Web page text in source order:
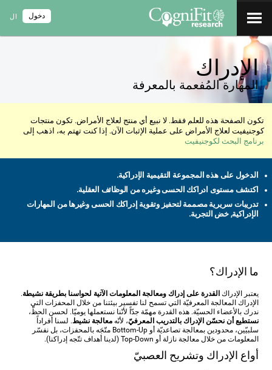
ال دخول
الإدراك
المهارة المُفعمة بالمعرفة
تكون الصفحة هذه للعلم فقط. لا نبيع أي منتج لعلاج الأمراض. تكون منتجات
كوجنيفيت لعلاج الأمراض على عملية الإثبات الآن. إذا كنت تهتم به، اذهب إلى
برنامج البحث لكوجنيفيت
الدخول على هذه المجموعة التقيمية الإدراكية.
اكتشف مستوى ادراكك الحسى وغيره من الوظائف العقلية.
تدريبات سريرية مصممة لتحفيز وتقوية إدراكك الحسى وغيرها من المهارات
الإدراكية, خض التجربة.
ما الإدراك؟
يعتبر الإدراك القدرة على إدراك ومعالجة المعلومات الآتية لحواسنا بطريقة نشيطة.
الإدراك المعالجة المعرفيّة التي تسمح لنا تفسير بيئتنا من خلال المحفزات التي
ندرك بالأعضاء الحسيّة. هذه القدرة مهمّة جدّاً لأنّنا نستعملها يوميّا. لحسن الحظّ،
نستطيع أن نحسّن الإدراك بالتدريب المعرفيّ، لأنّهمعالجة نشيط. لسنا أفراداً
سلبيّين، محدودين بمعالجة تصاعديّة أو Bottom-Up متّجَه بالمحفزات، بل نفسّر
المعلومات من خلال معالجة نازلة أو Top-Down (لدينا أهداف تتّجه إدراكنا).
أواع الإدراك وتشريح العصبيّ